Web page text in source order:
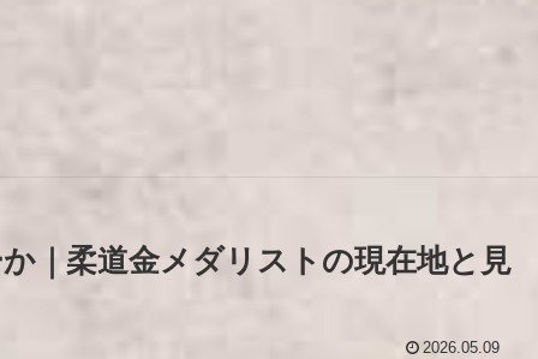
｜柔道金メダリストの現在地と見
2026.05.09